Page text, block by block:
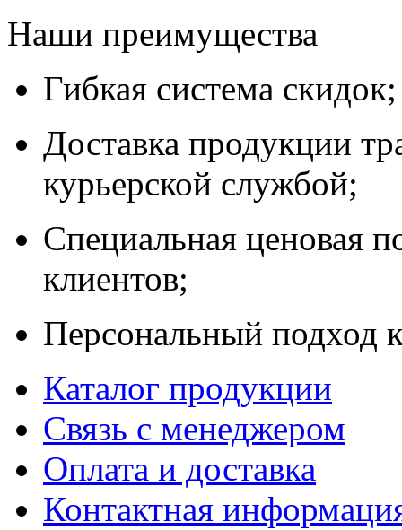
Наши преимущества
Гибкая система скидок;
Доставка продукции
курьерской службой;
Специальная ценовая
клиентов;
Персональный подход
Каталог продукции
Связь с менеджером
Оплата и доставка
Контактная